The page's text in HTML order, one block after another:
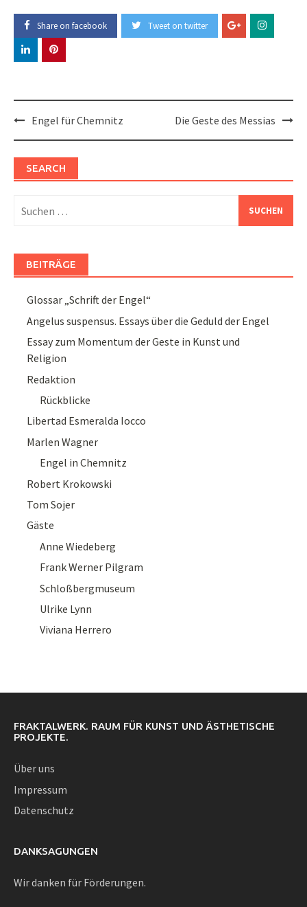
Share on facebook Tweet on twitter
PostEngel für Chemnitz Die Geste des Messias
SEARCH
nach:
BEITRÄGE
Glossar „Schrift der Engel“
Angelus suspensus. Essays über die Geduld der Engel
Essay zum Momentum der Geste in Kunst und
Religion
Redaktion
Rückblicke
Libertad Esmeralda Iocco
Marlen Wagner
Engel in Chemnitz
Robert Krokowski
Tom Sojer
Gäste
Anne Wiedeberg
Frank Werner Pilgram
Schloßbergmuseum
Ulrike Lynn
Viviana Herrero
FRAKTALWERK. RAUM FÜR KUNST UND ÄSTHETISCHE
PROJEKTE.
Über uns
Impressum
Datenschutz
DANKSAGUNGEN
Wir danken für Förderungen.